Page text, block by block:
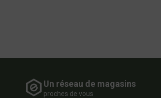
Un réseau de magasins
proches de vous